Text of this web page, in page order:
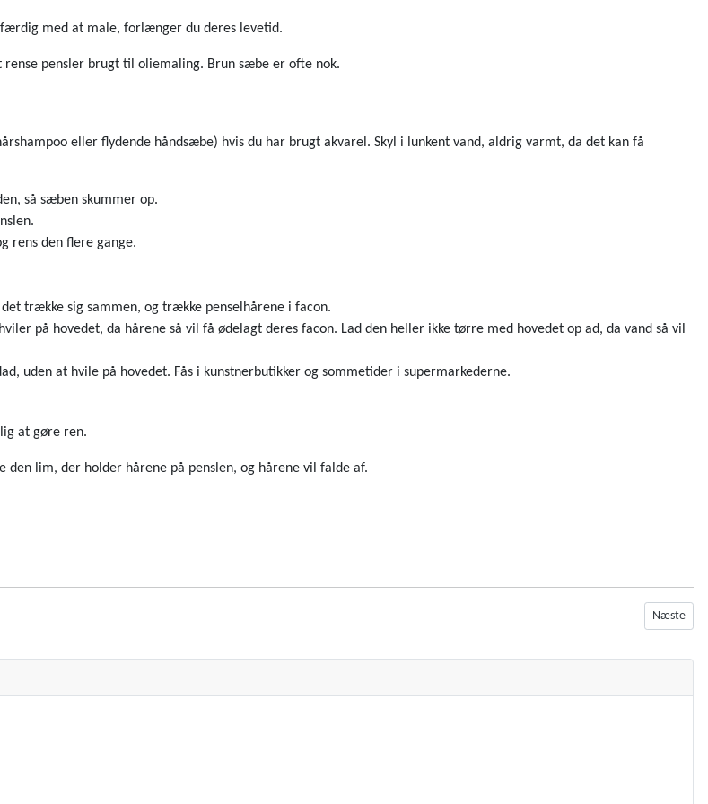
færdig med at male, forlænger du deres levetid.
pensler brugt til oliemaling. Brun sæbe er ofte nok.
eller flydende håndsæbe) hvis du har brugt akvarel. Skyl i lunkent vand, aldrig varmt, da det kan få
så sæben skummer op.
rens den flere gange.
trække sig sammen, og trække penselhårene i facon.
på hovedet, da hårene så vil få ødelagt deres facon. Lad den heller ikke tørre med hovedet op ad, da vand så vil
uden at hvile på hovedet. Fås i kunstnerbutikker og sommetider i supermarkederne.
at gøre ren.
den lim, der holder hårene på penslen, og hårene vil falde af.
Næste
Næste